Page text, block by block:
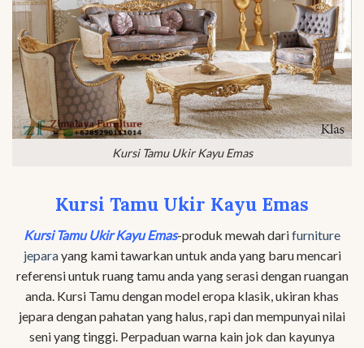
Kursi Tamu Ukir Kayu Emas
Kursi Tamu Ukir Kayu Emas
Kursi Tamu Ukir Kayu Emas-produk mewah darifurniture
jeparayang kami tawarkan untuk anda yang baru mencari
referensi untuk ruang tamu anda yang serasi dengan ruangan
anda. Kursi Tamu dengan model eropa klasik, ukiran khas
jepara dengan pahatan yang halus, rapi dan mempunyai nilai
seni yang tinggi. Perpaduan warna kain jok dan kayunya